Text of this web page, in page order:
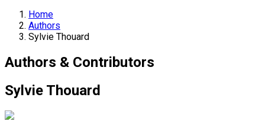
Home
Authors
Sylvie Thouard
Authors & Contributors
Sylvie Thouard